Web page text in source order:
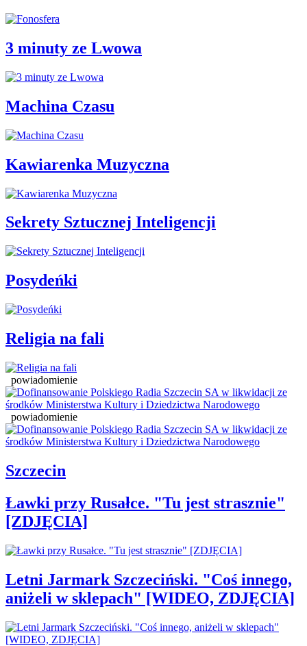
3 minuty ze Lwowa
Machina Czasu
Kawiarenka Muzyczna
Sekrety Sztucznej Inteligencji
Posydeńki
Religia na fali
powiadomienie
powiadomienie
Szczecin
Ławki przy Rusałce. "Tu jest strasznie"
[ZDJĘCIA]
Letni Jarmark Szczeciński. "Coś innego,
aniżeli w sklepach" [WIDEO, ZDJĘCIA]